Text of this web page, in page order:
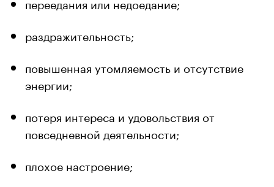
раздражительность;
повышенная утомляемость и отсутствие
энергии;
потеря интереса и удовольствия от
повседневной деятельности;
плохое настроение;